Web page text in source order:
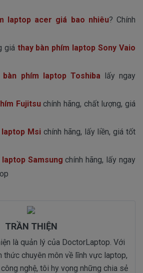
laptop acer giá bao nhiêu? Chính
giá thay bàn phím laptop Sony Vaio
bàn phím laptop Toshiba lấy ngay
Fujitsuchính hãng, chất lượng, giá
laptop Msi chính hãng, lấy liền, giá tốt
laptop Samsung chính hãng, lấy ngay
TRẦN THIỆN
là quản lý của DoctorLaptop. Với
thức chuyên môn về lĩnh vực laptop,
nghệ, tôi hy vọng những chia sẻ